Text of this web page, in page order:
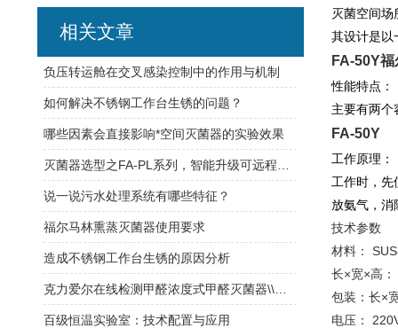
灭菌空间场
其设计是以
FA-50Y福
性能特点：
主要有两个
FA-50Y
工作原理：
工作时，先
放氨气，消
技术参数
材料：
长×宽×高
包装：长×
电压：
相关文章
负压转运舱在交叉感染控制中的作用与机制
如何解决不锈钢工作台生锈的问题？
哪些因素会直接影响*空间灭菌器的实验效果
说一说污水处理系统有哪些特征？
福尔马林熏蒸灭菌器使用要求
造成不锈钢工作台生锈的原因分析
百级恒温实验室：技术配置与应用